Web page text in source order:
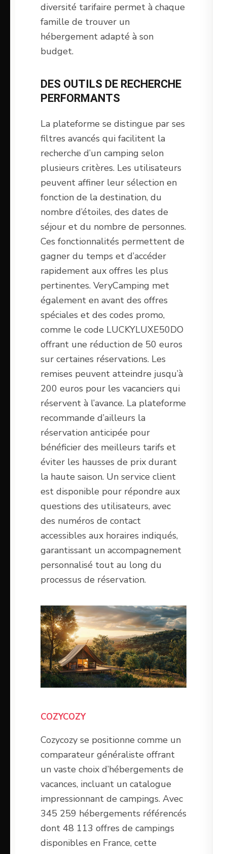
diversité tarifaire permet à chaque
famille de trouver un
hébergement adapté à son
budget.
DES OUTILS DE RECHERCHE
PERFORMANTS
La plateforme se distingue par ses
filtres avancés qui facilitent la
recherche d’un camping selon
plusieurs critères. Les utilisateurs
peuvent affiner leur sélection en
fonction de la destination, du
nombre d’étoiles, des dates de
séjour et du nombre de personnes.
Ces fonctionnalités permettent de
gagner du temps et d’accéder
rapidement aux offres les plus
pertinentes. VeryCamping met
également en avant des offres
spéciales et des codes promo,
comme le code LUCKYLUXE50DO
offrant une réduction de 50 euros
sur certaines réservations. Les
remises peuvent atteindre jusqu’à
200 euros pour les vacanciers qui
réservent à l’avance. La plateforme
recommande d’ailleurs la
réservation anticipée pour
bénéficier des meilleurs tarifs et
éviter les hausses de prix durant
la haute saison. Un service client
est disponible pour répondre aux
questions des utilisateurs, avec
des numéros de contact
accessibles aux horaires indiqués,
garantissant un accompagnement
personnalisé tout au long du
processus de réservation.
COZYCOZY
Cozycozy se positionne comme un
comparateur généraliste offrant
un vaste choix d’hébergements de
vacances, incluant un catalogue
impressionnant de campings. Avec
345 259 hébergements référencés
dont 48 113 offres de campings
disponibles en France, cette